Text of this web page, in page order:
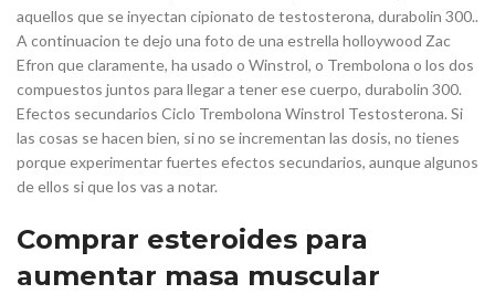
aquellos que se inyectan cipionato de testosterona, durabolin 300..
A continuacion te dejo una foto de una estrella holloywood Zac
Efron que claramente, ha usado o Winstrol, o Trembolona o los dos
compuestos juntos para llegar a tener ese cuerpo, durabolin 300.
Efectos secundarios Ciclo Trembolona Winstrol Testosterona. Si
las cosas se hacen bien, si no se incrementan las dosis, no tienes
porque experimentar fuertes efectos secundarios, aunque algunos
de ellos si que los vas a notar.
Comprar esteroides para
aumentar masa muscular